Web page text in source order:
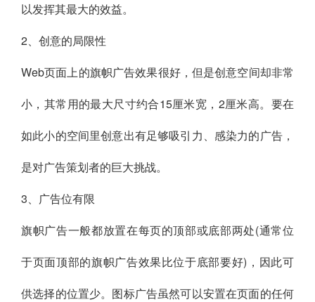
以发挥其最大的效益。
2、创意的局限性
Web页面上的旗帜广告效果很好，但是创意空间却非常
小，其常用的最大尺寸约合15厘米宽，2厘米高。要在
如此小的空间里创意出有足够吸引力、感染力的广告，
是对广告策划者的巨大挑战。
3、广告位有限
旗帜广告一般都放置在每页的顶部或底部两处(通常位
于页面顶部的旗帜广告效果比位于底部要好)，因此可
供选择的位置少。图标广告虽然可以安置在页面的任何